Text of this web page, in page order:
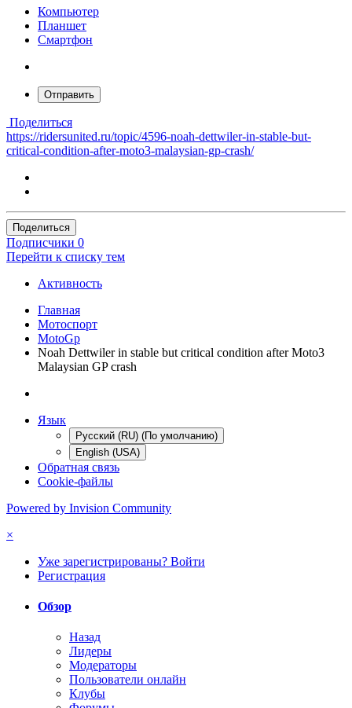
Компьютер
Планшет
Смартфон
Отправить
Поделиться
https://ridersunited.ru/topic/4596-noah-dettwiler-in-stable-but-
critical-condition-after-moto3-malaysian-gp-crash/
Поделиться
Подписчики 0
Перейти к списку тем
Активность
Главная
Мотоспорт
MotoGp
Noah Dettwiler in stable but critical condition after Moto3
Malaysian GP crash
Язык
Русский (RU) (По умолчанию)
English (USA)
Обратная связь
Cookie-файлы
Powered by Invision Community
×
Уже зарегистрированы? Войти
Регистрация
Обзор
Назад
Лидеры
Модераторы
Пользователи онлайн
Клубы